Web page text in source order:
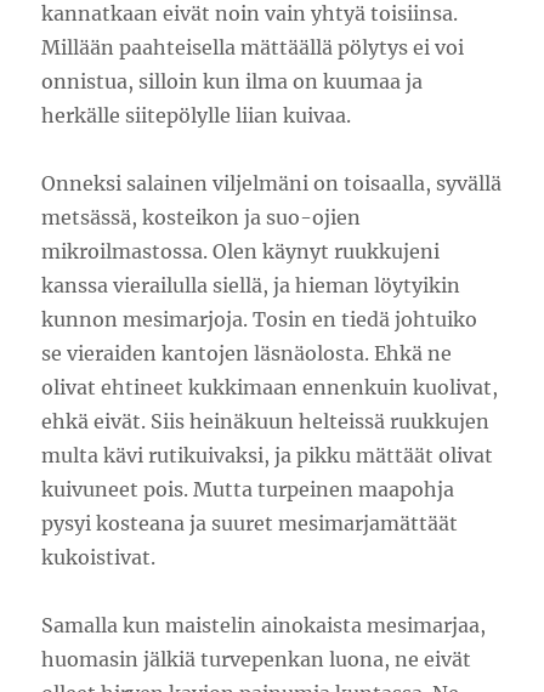
kannatkaan eivät noin vain yhtyä toisiinsa.
Millään paahteisella mättäällä pölytys ei voi
onnistua, silloin kun ilma on kuumaa ja
herkälle siitepölylle liian kuivaa.
Onneksi salainen viljelmäni on toisaalla, syvällä
metsässä, kosteikon ja suo-ojien
mikroilmastossa. Olen käynyt ruukkujeni
kanssa vierailulla siellä, ja hieman löytyikin
kunnon mesimarjoja. Tosin en tiedä johtuiko
se vieraiden kantojen läsnäolosta. Ehkä ne
olivat ehtineet kukkimaan ennenkuin kuolivat,
ehkä eivät. Siis heinäkuun helteissä ruukkujen
multa kävi rutikuivaksi, ja pikku mättäät olivat
kuivuneet pois. Mutta turpeinen maapohja
pysyi kosteana ja suuret mesimarjamättäät
kukoistivat.
Samalla kun maistelin ainokaista mesimarjaa,
huomasin jälkiä turvepenkan luona, ne eivät